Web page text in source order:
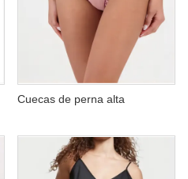
Cuecas de perna alta